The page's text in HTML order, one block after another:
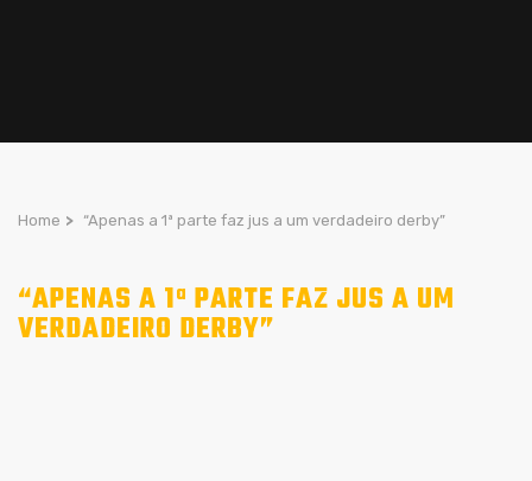
Home > “Apenas a 1ª parte faz jus a um verdadeiro derby”
“APENAS A 1ª PARTE FAZ JUS A UM
VERDADEIRO DERBY”